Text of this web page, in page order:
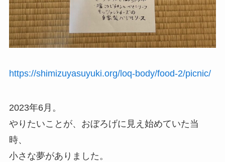
https://shimizuyasuyuki.org/loq-body/food-2/picnic/
2023年6月。
やりたいことが、おぼろげに見え始めていた当
時、
小さな夢がありました。